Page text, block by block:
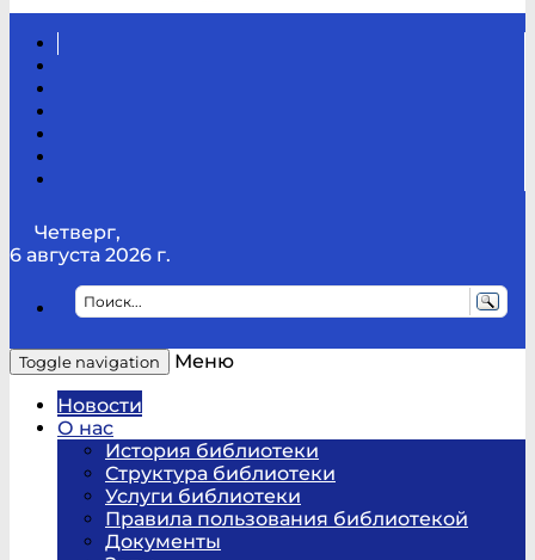
Четверг,
6 августа 2026 г.
Toggle navigation
Меню
Новости
О нас
История библиотеки
Структура библиотеки
Услуги библиотеки
Правила пользования библиотекой
Документы